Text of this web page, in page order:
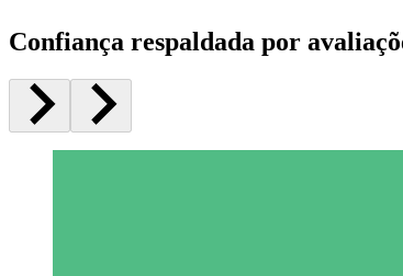
Confiança respaldada por